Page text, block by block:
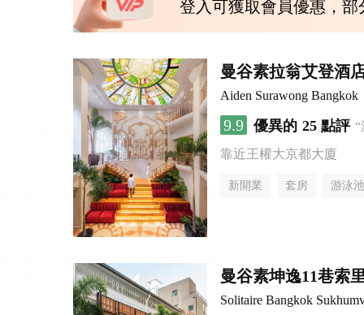
登入可獲取會員優惠，
曼谷素拉翁艾登酒
Aiden Surawong Bangkok
9.9 優異的 25 點評
靠近王權大京都大廈
新開業 套房 游泳池
曼谷素坤逸11巷索
Solitaire Bangkok